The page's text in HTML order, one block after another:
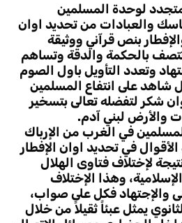
لوحدة المسلمين
والعبادات من تحديد اوان
بنص قرآني ووثيقة
بالحكمة والدقة وتساهم
وتعدد التأويل باول الصوم
شاهد على انتفاع المسلمين
شكر لتفضله تعالى بتسخير
والأرض لبني آدم.
في الغرب من الإرباك
في تحديد اوان الإفطار
لإختلاف فتاوى الهلال
وهذا الإختلاف
والإجتهاد فكل على صواب،
يمثل عبئاً ثقيلاً من خلال